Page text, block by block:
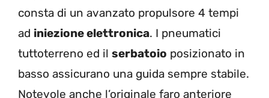
consta di un avanzato propulsore 4 tempi
ad iniezione elettronica. I pneumatici
tuttoterreno ed il serbatoio posizionato in
basso assicurano una guida sempre stabile.
Notevole anche l’originale faro anteriore